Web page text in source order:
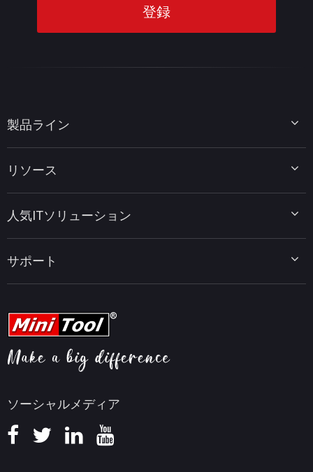
ソーシャルメディア
製品ライン
MiniTool Power Data Recovery
MiniTool PDF Editor
MiniTool MovieMaker
MiniTool uTube Downloader
リソース
データ復元ヒント
PDF編集ヒント
動画編集ヒント
ビデオ変換ヒント
画面録画ヒント
知識ベース
人気ITソリューション
MiniTool ニュースセンター
サポート
ヘルプ